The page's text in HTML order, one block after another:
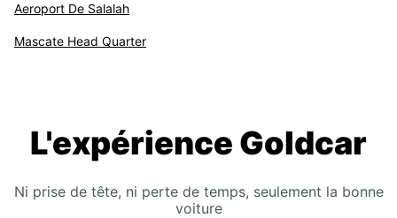
Aeroport De Salalah
Mascate Head Quarter
L'expérience Goldcar
Ni prise de tête, ni perte de temps, seulement la bonne
voiture